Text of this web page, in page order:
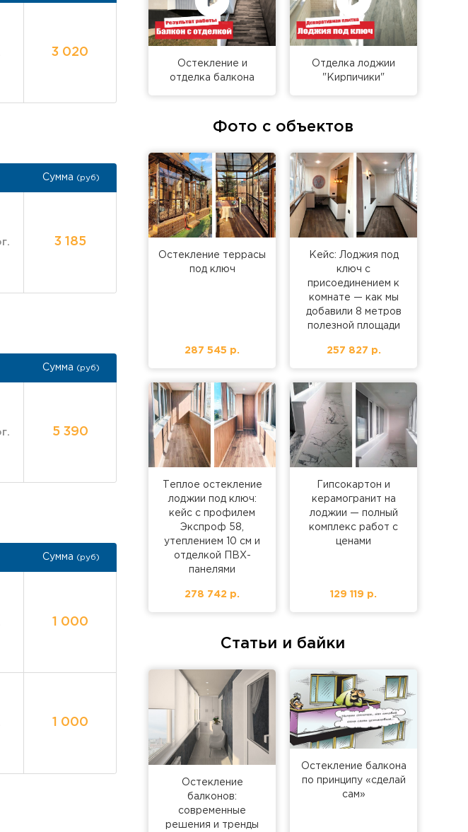
Мы предлагаем понятный процесс с гарантией
выезд инженера:замер, консультация, 3D-визуализация.
фиксация озвученной при замере цены,
работы без предоплаты.
партнере по нашему техническому заданию.
установка остекления выполняетмя силами
панорамного остеклениярассчитывается индивидуально и
от размеров, конфигурации балкона и выбранных опций (тип
такой же эффектный балкон?Пришлите нам фото Вашего балкона в
для предварительного расчета. Мы подготовим для Вас
вариантов остекления различных ценовых категорий.
3 020
Сумма (руб)
3 185
Сумма (руб)
5 390
Сумма (руб)
1 000
1 000
Остекление и
отделка балкона
Отделка лоджии
"Кирпичики"
Фото с объектов
Остекление террасы
под ключ
287 545 р.
Кейс: Лоджия под
ключ с
присоединением к
комнате — как мы
добавили 8 метров
полезной площади
257 827 р.
Теплое остекление
лоджии под ключ:
кейс с профилем
Экспроф 58,
утеплением 10 см и
отделкой ПВХ-
панелями
278 742 р.
Гипсокартон и
керамогранит на
лоджии — полный
комплекс работ с
ценами
129 119 р.
Статьи и байки
Остекление
балконов:
современные
решения и тренды
Остекление балкона
по принципу «сделай
сам»